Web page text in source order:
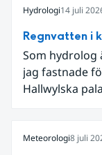
Hydrologi14 juli
Regnvatten i
Som hydrolog
jag fastnade
Hallwylska
Meteorologi8 juli